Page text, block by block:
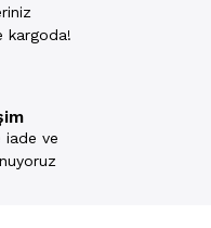
kargoda!
iade ve